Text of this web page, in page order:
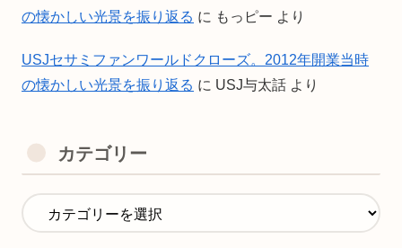
の懐かしい光景を振り返る に もっピー より
USJセサミファンワールドクローズ。2012年開業当時
の懐かしい光景を振り返る に USJ与太話 より
カテゴリー